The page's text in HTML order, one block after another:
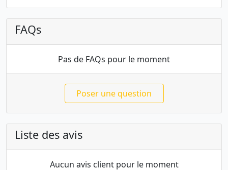
FAQs
Pas de FAQs pour le moment
Poser une question
Liste des avis
Aucun avis client pour le moment